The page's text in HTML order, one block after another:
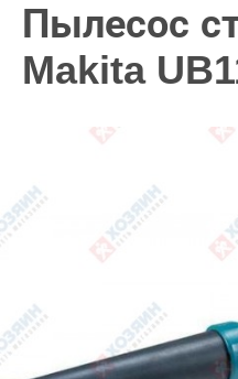
Пылесос
Makita